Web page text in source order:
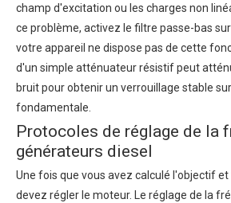
champ d'excitation ou les charges non
ce problème, activez le filtre passe-bas
votre appareil ne dispose pas de cette
d'un simple atténuateur résistif peut
bruit pour obtenir un verrouillage stable
fondamentale.
Protocoles de réglage de la
générateurs diesel
Une fois que vous avez calculé l'objectif
devez régler le moteur.
Le réglage de la